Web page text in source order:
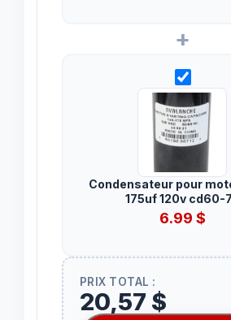
+
Condensateur pour
175uf 120v cd60-
6.99 $
PRIX TOTAL :
20,57 $